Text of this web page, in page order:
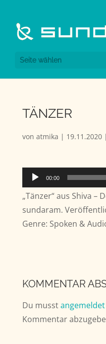
Seite wählen
TÄNZER
von atmika | 19.11.2020|
Audio-
Player
00:00
„Tänzer“ aus Shiva –
sundaram.
Genre: Spoken &
KOMMENTAR
Du musstangemeldet
Kommentar